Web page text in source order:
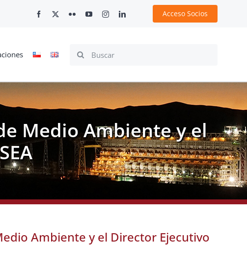
Acceso Socios
Search
Medio Ambiente y el
Ambiente y el Director Ejecutivo